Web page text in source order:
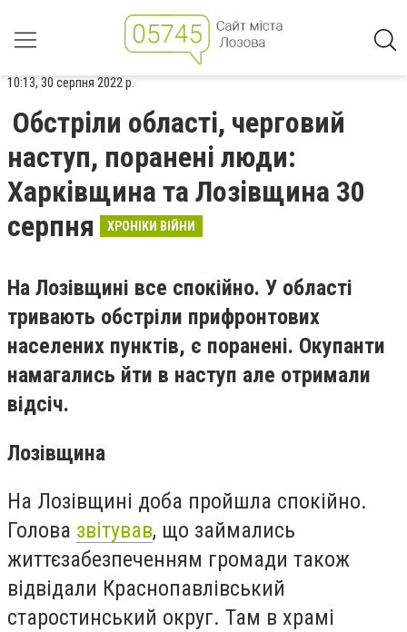
10:13, 30 серпня 2022 р.
Обстріли області, черговий
наступ, поранені люди:
Харківщина та Лозівщина 30
серпня
ХРОНІКИ ВІЙНИ
На Лозівщині все спокійно. У області
тривають обстріли прифронтових
населених пунктів, є поранені. Окупанти
намагались йти в наступ але отримали
відсіч.
Лозівщина
На Лозівщині доба пройшла спокійно.
Голова звітував, що займались
життєзабезпеченням громади також
відвідали Краснопавлівський
старостинський округ. Там в храмі